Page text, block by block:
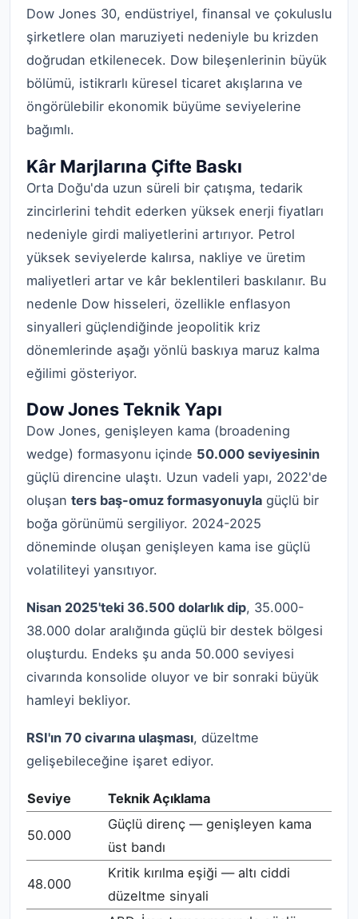
Dow Jones 30, endüstriyel, finansal ve çokuluslu
şirketlere olan maruziyeti nedeniyle bu krizden
doğrudan etkilenecek. Dow bileşenlerinin büyük
bölümü, istikrarlı küresel ticaret akışlarına ve
öngörülebilir ekonomik büyüme seviyelerine
bağımlı.
Kâr Marjlarına Çifte Baskı
Orta Doğu'da uzun süreli bir çatışma, tedarik
zincirlerini tehdit ederken yüksek enerji fiyatları
nedeniyle girdi maliyetlerini artırıyor. Petrol
yüksek seviyelerde kalırsa, nakliye ve üretim
maliyetleri artar ve kâr beklentileri baskılanır. Bu
nedenle Dow hisseleri, özellikle enflasyon
sinyalleri güçlendiğinde jeopolitik kriz
dönemlerinde aşağı yönlü baskıya maruz kalma
eğilimi gösteriyor.
Dow Jones Teknik Yapı
Dow Jones, genişleyen kama (broadening
wedge) formasyonu içinde 50.000 seviyesinin
güçlü direncine ulaştı. Uzun vadeli yapı, 2022'de
oluşan ters baş-omuz formasyonuyla güçlü bir
boğa görünümü sergiliyor. 2024-2025
döneminde oluşan genişleyen kama ise güçlü
volatiliteyi yansıtıyor.
Nisan 2025'teki 36.500 dolarlık dip, 35.000-
38.000 dolar aralığında güçlü bir destek bölgesi
oluşturdu. Endeks şu anda 50.000 seviyesi
civarında konsolide oluyor ve bir sonraki büyük
hamleyi bekliyor.
RSI'ın 70 civarına ulaşması, düzeltme
gelişebileceğine işaret ediyor.
Seviye Teknik Açıklama
50.000
Güçlü direnç — genişleyen kama
üst bandı
48.000
Kritik kırılma eşiği — altı ciddi
düzeltme sinyali